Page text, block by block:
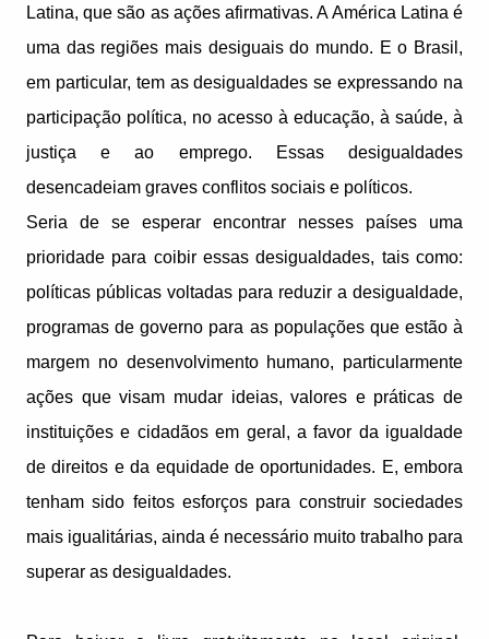
Latina, que são as ações afirmativas. A América Latina é
uma das regiões mais desiguais do mundo. E o Brasil,
em particular, tem as desigualdades se expressando na
participação política, no acesso à educação, à saúde, à
justiça e ao emprego. Essas desigualdades
desencadeiam graves conflitos sociais e políticos.
Seria de se esperar encontrar nesses países uma
prioridade para coibir essas desigualdades, tais como:
políticas públicas voltadas para reduzir a desigualdade,
programas de governo para as populações que estão à
margem no desenvolvimento humano, particularmente
ações que visam mudar ideias, valores e práticas de
instituições e cidadãos em geral, a favor da igualdade
de direitos e da equidade de oportunidades. E, embora
tenham sido feitos esforços para construir sociedades
mais igualitárias, ainda é necessário muito trabalho para
superar as desigualdades.